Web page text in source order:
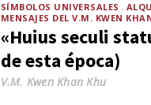
SÍMBOLOS UNIVERSALES
MENSAJES DEL V.M. KWEN
«Huius seculi
de esta época)
V.M. Kwen Khan Khu